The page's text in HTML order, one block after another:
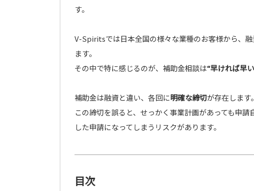
す。
V-Spiritsでは日本全国の様々な業種のお客様から、
ます。
その中で特に感じるのが、補助金相談は“早ければ早
補助金は融資と違い、各回に明確な締切が存在します。
この締切を誤ると、せっかく事業計画があっても申
した申請になってしまうリスクがあります。
目次